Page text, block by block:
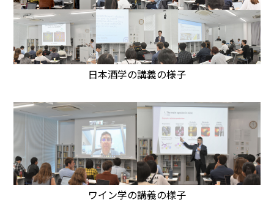
日本酒学の講義の様子
ワイン学の講義の様子